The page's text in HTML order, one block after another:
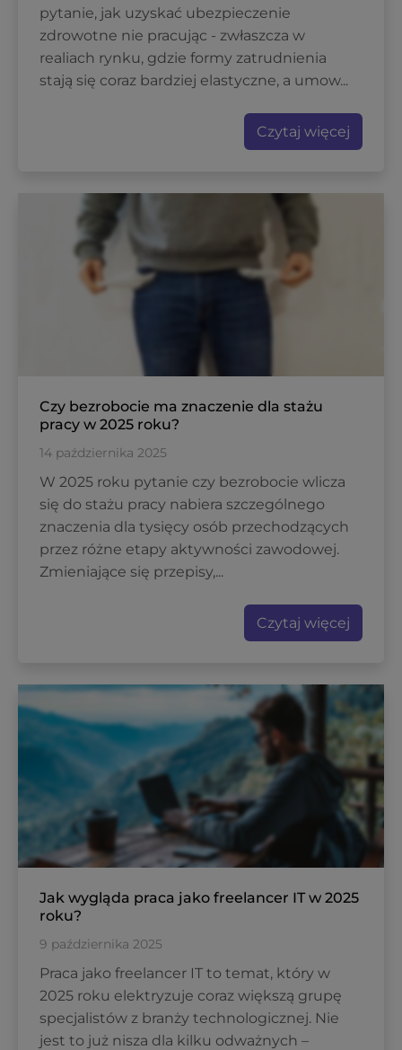
pytanie, jak uzyskać ubezpieczenie
zdrowotne nie pracując - zwłaszcza w
realiach rynku, gdzie formy zatrudnienia
stają się coraz bardziej elastyczne, a umow...
Czytaj więcej
Czy bezrobocie ma znaczenie dla stażu
pracy w 2025 roku?
14 października 2025
W 2025 roku pytanie czy bezrobocie wlicza
się do stażu pracy nabiera szczególnego
znaczenia dla tysięcy osób przechodzących
przez różne etapy aktywności zawodowej.
Zmieniające się przepisy,...
Czytaj więcej
Jak wygląda praca jako freelancer IT w 2025
roku?
9 października 2025
Praca jako freelancer IT to temat, który w
2025 roku elektryzuje coraz większą grupę
specjalistów z branży technologicznej. Nie
jest to już nisza dla kilku odważnych –